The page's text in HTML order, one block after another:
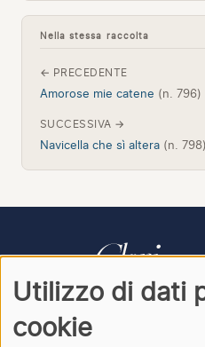
Nella stessa raccolta
← PRECEDENTE
Amorose mie catene (n. 796)
SUCCESSIVA →
Navicella che sì altera (n. 798)
CONTATTI PRIVACY
Utilizzo di dati
cookie